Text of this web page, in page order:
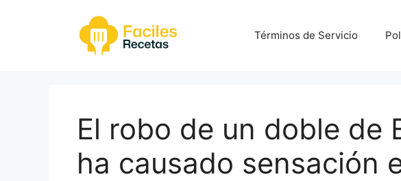
Términos de Servicio
El robo de un doble de
ha causado sensación